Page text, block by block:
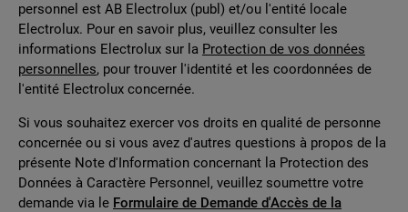
personnel est AB Electrolux (publ) et/ou l'entité locale
Electrolux. Pour en savoir plus, veuillez consulter les
informations Electrolux sur la Protection de vos données
personnelles, pour trouver l'identité et les coordonnées de
l'entité Electrolux concernée.
Si vous souhaitez exercer vos droits en qualité de personne
concernée ou si vous avez d'autres questions à propos de la
présente Note d'Information concernant la Protection des
Données à Caractère Personnel, veuillez soumettre votre
demande via le Formulaire de Demande d'Accès de la